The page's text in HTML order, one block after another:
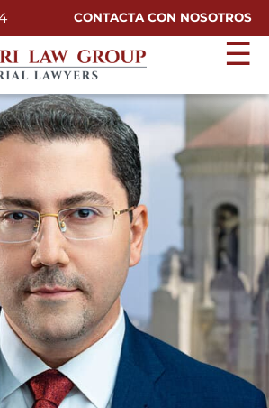
to Main Content
CONTACTA CON NOSOTROS
☰